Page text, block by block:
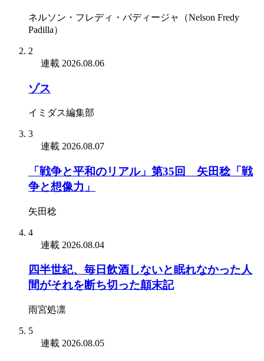
ネルソン・フレディ・パディージャ（Nelson Fredy
Padilla）
2
連載 2026.08.06
ゾス
イミダス編集部
3
連載 2026.08.07
「戦争と平和のリアル」第35回 矢田稔「戦
争と想像力」
矢田稔
4
連載 2026.08.04
四半世紀、毎日飲酒しないと眠れなかった人
間がそれを断ち切った顛末記
雨宮処凛
5
連載 2026.08.05